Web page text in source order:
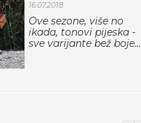
16.07.2018.
Ove sezone, više no
ikada, tonovi pijeska -
sve varijante bež boje...